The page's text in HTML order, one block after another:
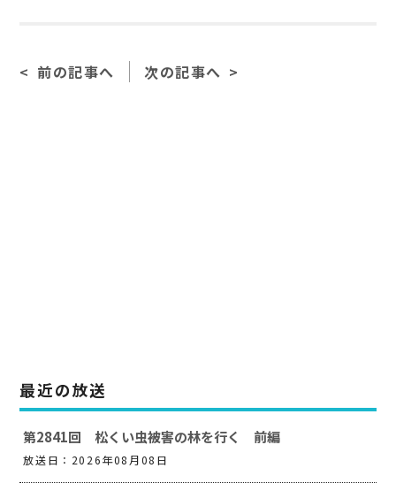
前の記事へ 次の記事へ
最近の放送
第2841回 松くい虫被害の林を行く 前編
放送日：2026年08月08日